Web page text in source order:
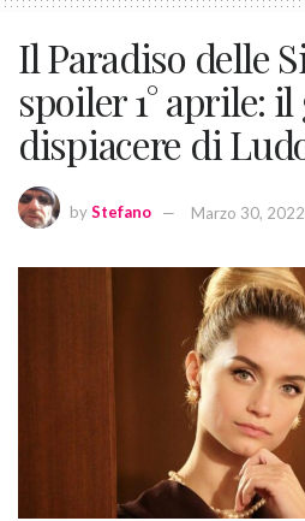
Il Paradiso delle
spoiler 1° aprile:
dispiacere di
byStefano Marzo 30, 2022